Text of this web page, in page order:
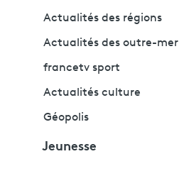
Actualités des régions
Actualités des outre-mer
francetv sport
Actualités culture
Géopolis
Jeunesse